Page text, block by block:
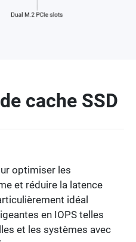
cache SSD
optimiser les
et réduire la latence
idéal
en IOPS telles
et les systèmes avec